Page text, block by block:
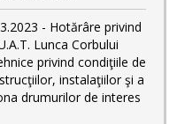
- Hotărâre privind
Lunca Corbului
privind condiţiile de
instalaţiilor şi a
drumurilor de interes